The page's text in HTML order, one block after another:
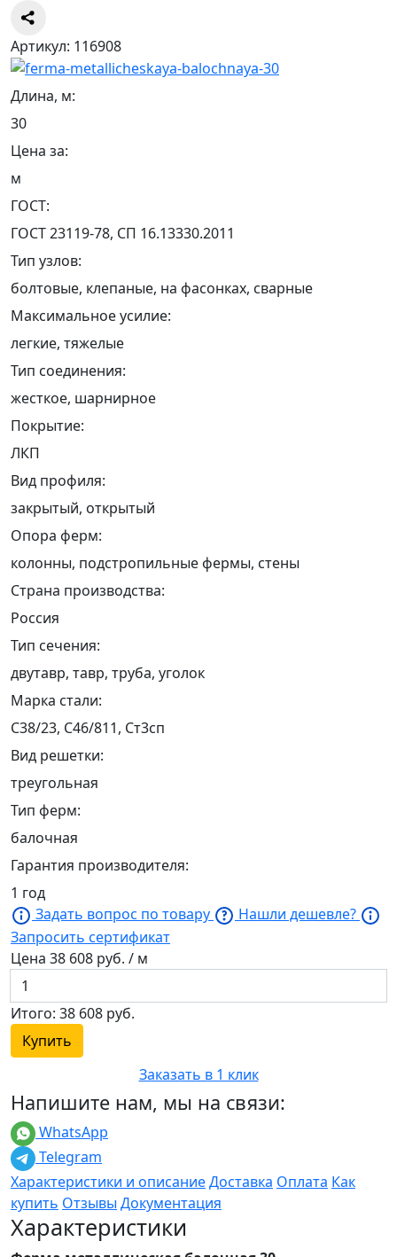
Артикул: 116908
Длина, м:
30
Цена за:
м
ГОСТ:
ГОСТ 23119-78, СП 16.13330.2011
Тип узлов:
болтовые, клепаные, на фасонках, сварные
Максимальное усилие:
легкие, тяжелые
Тип соединения:
жесткое, шарнирное
Покрытие:
ЛКП
Вид профиля:
закрытый, открытый
Опора ферм:
колонны, подстропильные фермы, стены
Страна производства:
Россия
Тип сечения:
двутавр, тавр, труба, уголок
Марка стали:
С38/23, С46/811, Ст3сп
Вид решетки:
треугольная
Тип ферм:
балочная
Гарантия производителя:
1 год
Задать вопрос по товару
Нашли дешевле?
Запросить сертификат
Цена 38 608 руб. / м
Итого: 38 608 руб.
Купить
Заказать в 1 клик
Напишите нам, мы на связи:
WhatsApp
Telegram
Характеристики и описаниеДоставка Оплата Как
купить Отзывы Документация
Характеристики